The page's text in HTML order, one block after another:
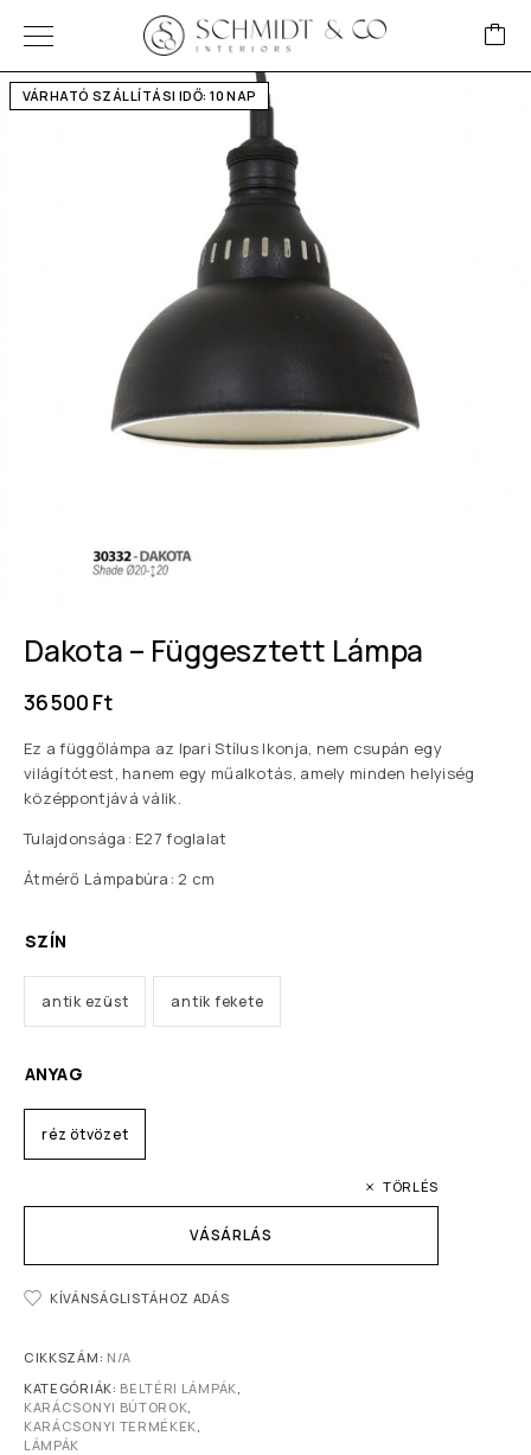
VÁRHATÓ SZÁLLÍTÁSI IDŐ: 10 NAP
Dakota – Függesztett Lámpa
36 500 Ft
Ez a függőlámpa az Ipari Stílus Ikonja, nem csupán egy
világítótest, hanem egy műalkotás, amely minden helyiség
középpontjává válik.
Tulajdonsága: E27 foglalat
Átmérő Lámpabúra: 2 cm
SZÍN
antik ezüst antik fekete
ANYAG
réz ötvözet
TÖRLÉS
VÁSÁRLÁS
KÍVÁNSÁGLISTÁHOZ ADÁS
CIKKSZÁM: N/A
KATEGÓRIÁK: BELTÉRI LÁMPÁK,
KARÁCSONYI BÚTOROK,
KARÁCSONYI TERMÉKEK,
LÁMPÁK